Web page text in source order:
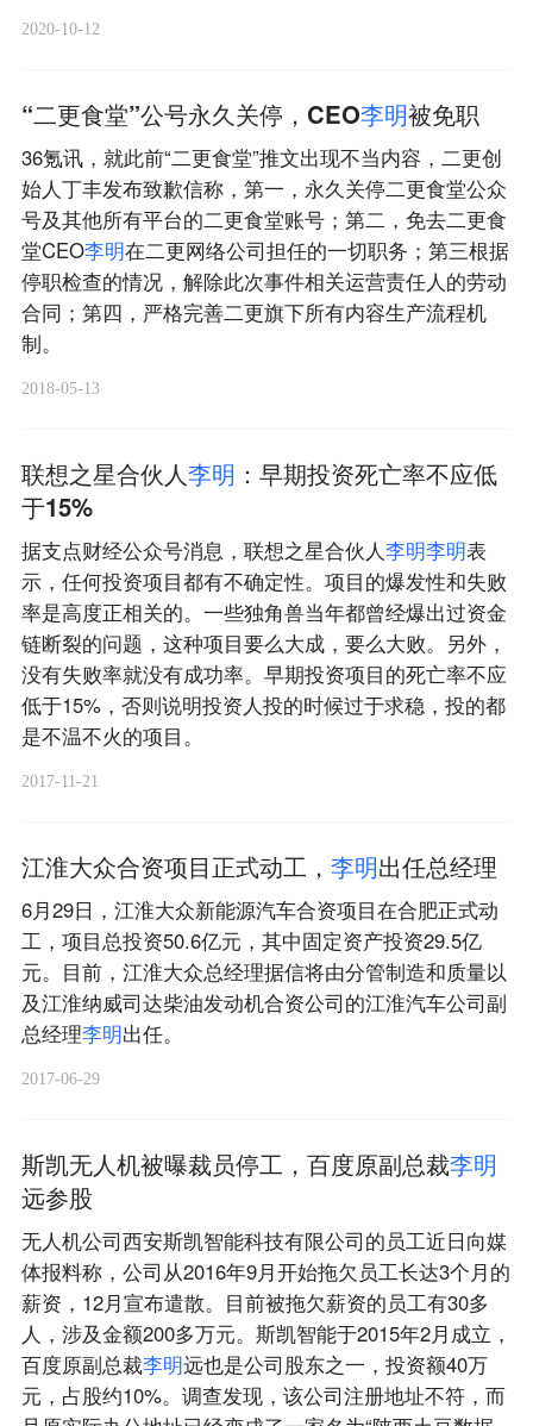
2020-10-12
“二更食堂”公号永久关停，CEO李明被免职
36氪讯，就此前“二更食堂”推文出现不当内容，二更创
始人丁丰发布致歉信称，第一，永久关停二更食堂公众
号及其他所有平台的二更食堂账号；第二，免去二更食
堂CEO李明在二更网络公司担任的一切职务；第三根据
停职检查的情况，解除此次事件相关运营责任人的劳动
合同；第四，严格完善二更旗下所有内容生产流程机
制。
2018-05-13
联想之星合伙人李明 ：早期投资死亡率不应低
于15%
据支点财经公众号消息，联想之星合伙人李明李明表
示，任何投资项目都有不确定性。项目的爆发性和失败
率是高度正相关的。一些独角兽当年都曾经爆出过资金
链断裂的问题，这种项目要么大成，要么大败。另外，
没有失败率就没有成功率。早期投资项目的死亡率不应
低于15%，否则说明投资人投的时候过于求稳，投的都
是不温不火的项目。
2017-11-21
江淮大众合资项目正式动工， 李明出任总经理
6月29日，江淮大众新能源汽车合资项目在合肥正式动
工，项目总投资50.6亿元，其中固定资产投资29.5亿
元。目前，江淮大众总经理据信将由分管制造和质量以
及江淮纳威司达柴油发动机合资公司的江淮汽车公司副
总经理李明出任。
2017-06-29
斯凯无人机被曝裁员停工，百度原副总裁李明
远参股
无人机公司西安斯凯智能科技有限公司的员工近日向媒
体报料称，公司从2016年9月开始拖欠员工长达3个月的
薪资，12月宣布遣散。目前被拖欠薪资的员工有30多
人，涉及金额200多万元。斯凯智能于2015年2月成立，
百度原副总裁李明远也是公司股东之一，投资额40万
元，占股约10%。调查发现，该公司注册地址不符，而